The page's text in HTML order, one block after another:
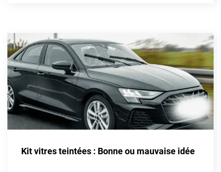
Buick
Byd
Cadillac
Changan
Chevrolet
Chrysler
Kit vitres teintées : Bonne ou mauvaise idée